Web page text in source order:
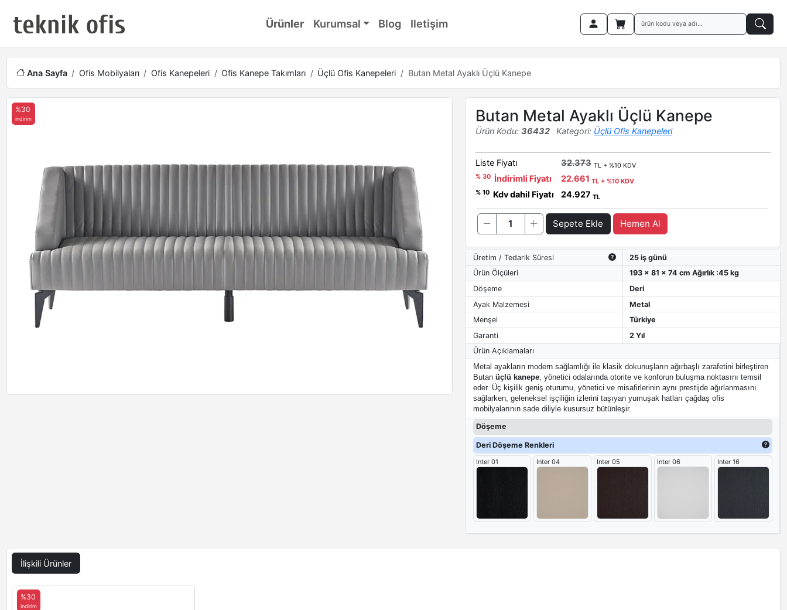
Ürünler Kurumsal Blog Iletişim
Ana Sayfa Ofis Mobilyaları Ofis Kanepeleri Ofis Kanepe Takımları Üçlü Ofis Kanepeleri Butan Metal Ayaklı Üçlü Kanepe
%30
indirim Butan Metal Ayaklı Üçlü Kanepe
Ürün Kodu: 36432 Kategori: Üçlü Ofis Kanepeleri
Liste Fiyatı 32.373 TL + %10 KDV
% 30 İndirimli Fiyatı 22.661TL + %10 KDV
% 10 Kdv dahil Fiyatı 24.927TL
Sepete Ekle Hemen Al
Üretim / Tedarik Süresi
25 iş günü
Ürün Ölçüleri
193 x 81 x 74 cm Ağırlık :45 kg
Döşeme
Deri
Ayak Malzemesi
Metal
Menşei
Türkiye
Garanti
2 Yıl
Ürün Açıklamaları
Metal ayakların modern sağlamlığı ile klasik dokunuşların ağırbaşlı zarafetini birleştiren
Butan üçlü kanepe, yönetici odalarında otorite ve konforun buluşma noktasını temsil
eder. Üç kişilik geniş oturumu, yönetici ve misafirlerinin aynı prestijde ağırlanmasını
sağlarken, geleneksel işçiliğin izlerini taşıyan yumuşak hatları çağdaş ofis
mobilyalarının sade diliyle kusursuz bütünleşir.
Döşeme
Deri Döşeme Renkleri
Inter 01 Inter 04 Inter 05 Inter 06 Inter 16
İlişkili Ürünler
%30
indirim